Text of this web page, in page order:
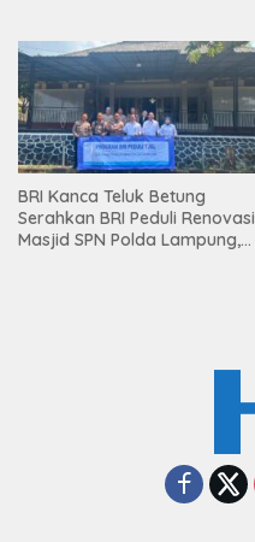
BRI Kanca Teluk Betung
Serahkan BRI Peduli Renovasi
Masjid SPN Polda Lampung,